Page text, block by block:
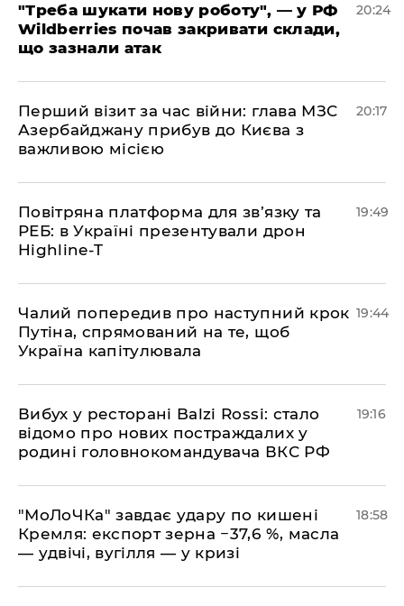
​"Треба шукати нову роботу", — у РФ
Wildberries почав закривати склади,
що зазнали атак
20:24
​Перший візит за час війни: глава МЗС
Азербайджану прибув до Києва з
важливою місією
20:17
​Повітряна платформа для зв’язку та
РЕБ: в Україні презентували дрон
Highline-T
19:49
​Чалий попередив про наступний крок
Путіна, спрямований на те, щоб
Україна капітулювала
19:44
​Вибух у ресторані Balzi Rossi: стало
відомо про нових постраждалих у
родині головнокомандувача ВКС РФ
19:16
​"МоЛоЧКа" завдає удару по кишені
Кремля: експорт зерна −37,6 %, масла
— удвічі, вугілля — у кризі
18:58